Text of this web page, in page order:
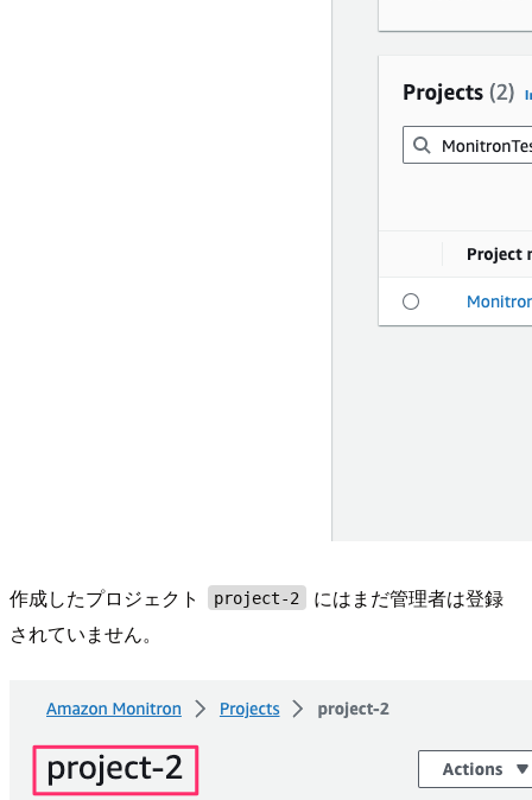
作成したプロジェクト project-2
にはまだ管理者は登録
されていません。